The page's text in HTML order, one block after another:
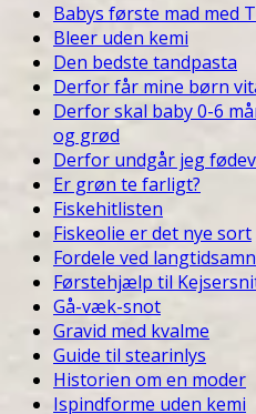
Babys første mad med
Bleer uden kemi
Den bedste tandpasta
Derfor får mine børn
Derfor skal baby 0-6
og grød
Derfor undgår jeg
Er grøn te farligt?
Fiskehitlisten
Fiskeolie er det nye sort
Fordele ved
Førstehjælp til
Gå-væk-snot
Gravid med kvalme
Guide til stearinlys
Historien om en moder
Ispindforme uden kemi